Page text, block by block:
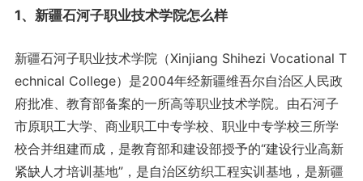
1、 新疆石河子职业技术学院怎么样
新疆石河子职业技术学院（Xinjiang Shihezi Vocational T
echnical College）是2004年经新疆维吾尔自治区人民政
府批准、教育部备案的一所高等职业技术学院。由石河子
市原职工大学、商业职工中专学校、职业中专学校三所学
校合并组建而成，是教育部和建设部授予的“建设行业高新
紧缺人才培训基地”，是自治区纺织工程实训基地，是新疆